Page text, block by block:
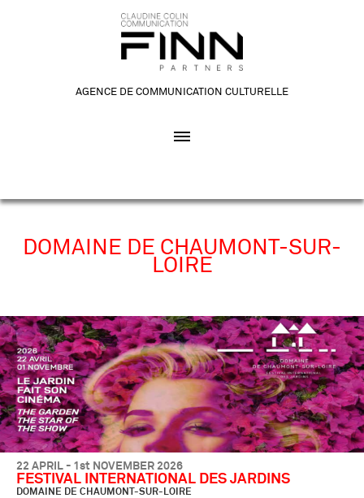
AGENCE DE COMMUNICATION CULTURELLE
DOMAINE DE CHAUMONT-SUR-
LOIRE
22 APRIL - 1st NOVEMBER 2026
FESTIVAL INTERNATIONAL DES JARDINS
DOMAINE DE CHAUMONT-SUR-LOIRE